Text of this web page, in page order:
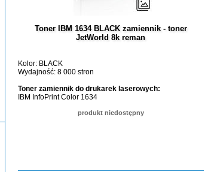
Toner IBM 1634 BLACK zamiennik - toner
JetWorld 8k reman
Kolor: BLACK
Wydajność: 8 000 stron
Toner zamiennik do drukarek laserowych:
IBM InfoPrint Color 1634
produkt niedostępny